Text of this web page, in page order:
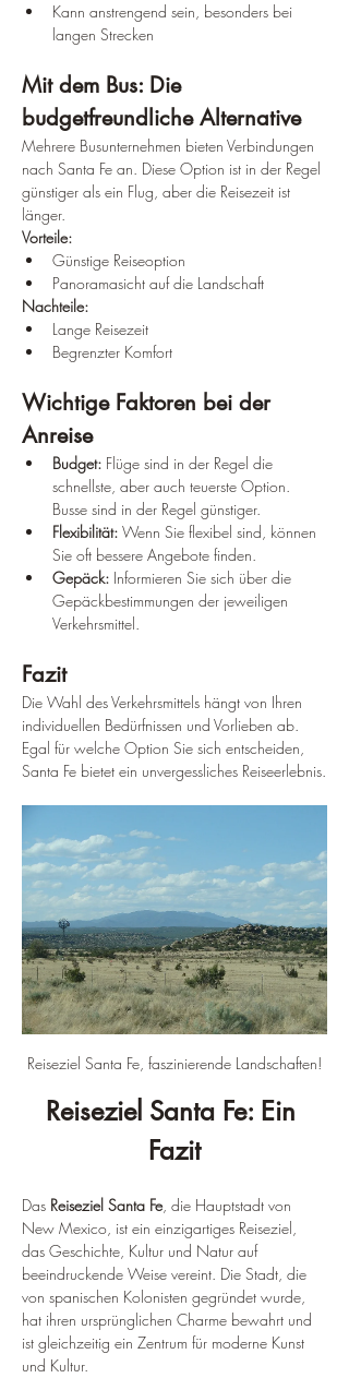
Kann anstrengend sein, besonders bei
langen Strecken
Mit dem Bus: Die
budgetfreundliche Alternative
Mehrere Busunternehmen bieten Verbindungen
nach Santa Fe an. Diese Option ist in der Regel
günstiger als ein Flug, aber die Reisezeit ist
länger.
Vorteile:
Günstige Reiseoption
Panoramasicht auf die Landschaft
Nachteile:
Lange Reisezeit
Begrenzter Komfort
Wichtige Faktoren bei der
Anreise
Budget: Flüge sind in der Regel die
schnellste, aber auch teuerste Option.
Busse sind in der Regel günstiger.
Flexibilität: Wenn Sie flexibel sind, können
Sie oft bessere Angebote finden.
Gepäck: Informieren Sie sich über die
Gepäckbestimmungen der jeweiligen
Verkehrsmittel.
Fazit
Die Wahl des Verkehrsmittels hängt von Ihren
individuellen Bedürfnissen und Vorlieben ab.
Egal für welche Option Sie sich entscheiden,
Santa Fe bietet ein unvergessliches Reiseerlebnis.
Reiseziel Santa Fe, faszinierende Landschaften!
Reiseziel Santa Fe: Ein
Fazit
Das Reiseziel Santa Fe, die Hauptstadt von
New Mexico, ist ein einzigartiges Reiseziel,
das Geschichte, Kultur und Natur auf
beeindruckende Weise vereint. Die Stadt, die
von spanischen Kolonisten gegründet wurde,
hat ihren ursprünglichen Charme bewahrt und
ist gleichzeitig ein Zentrum für moderne Kunst
und Kultur.